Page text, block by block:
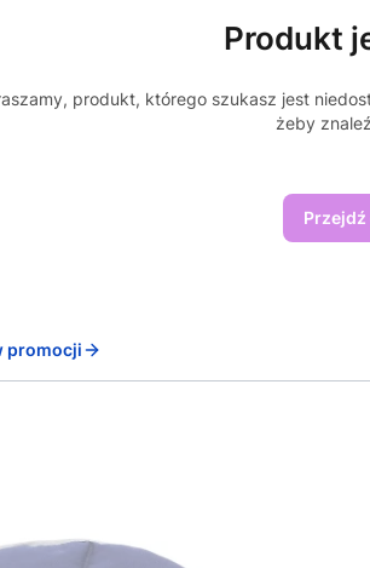
Produkt
produkt, którego szukasz jest
żeby
Przejdź
promocji